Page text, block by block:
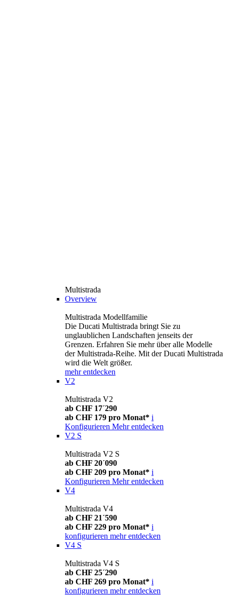
Multistrada
Overview
Multistrada Modellfamilie
Die Ducati Multistrada bringt Sie zu
unglaublichen Landschaften jenseits der
Grenzen. Erfahren Sie mehr über alle Modelle
der Multistrada-Reihe. Mit der Ducati Multistrada
wird die Welt größer.
mehr entdecken
V2
Multistrada V2
ab CHF 17´290
ab CHF 179 pro Monat* i
Konfigurieren Mehr entdecken
V2 S
Multistrada V2 S
ab CHF 20´090
ab CHF 209 pro Monat* i
Konfigurieren Mehr entdecken
V4
Multistrada V4
ab CHF 21´590
ab CHF 229 pro Monat* i
konfigurieren mehr entdecken
V4 S
Multistrada V4 S
ab CHF 25´290
ab CHF 269 pro Monat* i
konfigurieren mehr entdecken